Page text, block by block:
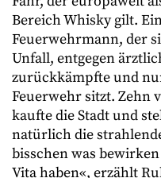
Bereich Whisky gilt.
Feuerwehrmann, der
Unfall, entgegen
zurückkämpfte und
Feuerwehr sitzt. Zehn
kaufte die Stadt und
natürlich die
bisschen was
Vita haben«, erzählt